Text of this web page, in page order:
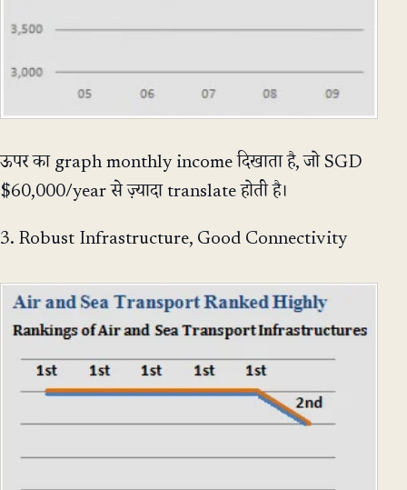
ऊपर का graph monthly income दिखाता है, जो SGD
$60,000/year से ज़्यादा translate होती है।
3. Robust Infrastructure, Good Connectivity